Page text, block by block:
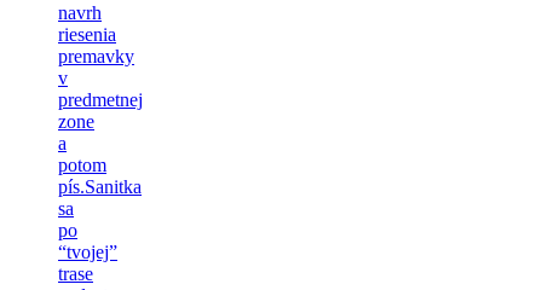
navrh
riesenia
premavky
v
predmetnej
zone
a
potom
pís.Sanitka
sa
po
“tvojej”
trase